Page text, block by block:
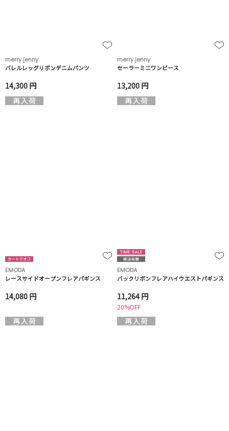
merry jenny
バレルレッグリボンデニムパンツ
14,300 円
merry jenny
セーラーミニワンピース
13,200 円
EMODA
レースサイドオープンフレアパギンス
14,080 円
EMODA
バックリボンフレアハイウエストパギンス
11,264 円
20%OFF